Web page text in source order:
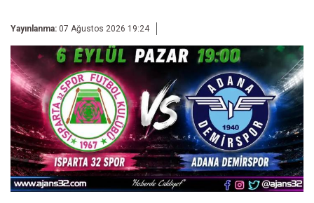
Yayınlanma: 07 Ağustos 2026 19:24